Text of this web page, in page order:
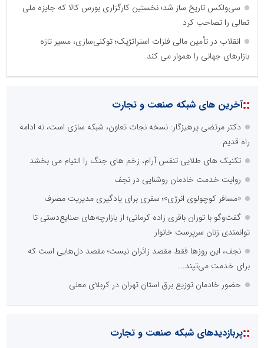
سی‌ولکس تاریخ ساز شد؛ نخستین کارگزاری بورس کالا که جایزه ملی
تعالی را تصاحب کرد
انقلاب در تأمین مالی فلزات استراتژیک؛ توکنی‌سازی، مسیر تازه
بازارهای جهانی را هموار می کند
::آخرین های شبکه صنعت و تجارت
دکتر مرتضی پرهیزگار: نسخه نجات تعاون، شبکه سازی است، نه ادامه
راه قدیم
تکنیک های طلایی تنفس آرام، زخم های جنگ را التیام می بخشد
روایت خدمت خادمان روشنایی در نجف
«مسافر کوچولوی انرژی»؛ سفری برای یادگیری مدیریت مصرف
گفت‌وگو با توران باقری‌ زاده کرمانی؛ از بازارچه‌های صنایع‌دستی تا
توانمندی زنان سرپرست خانوار
نجف، این روزها فقط مقصد زائران نیست؛ مقصد دل‌هایی است که
برای خدمت می‌تپند...
حضور خادمان توزیع برق استان تهران در کربلای معلی
::پربازدیدهای شبکه صنعت و تجارت